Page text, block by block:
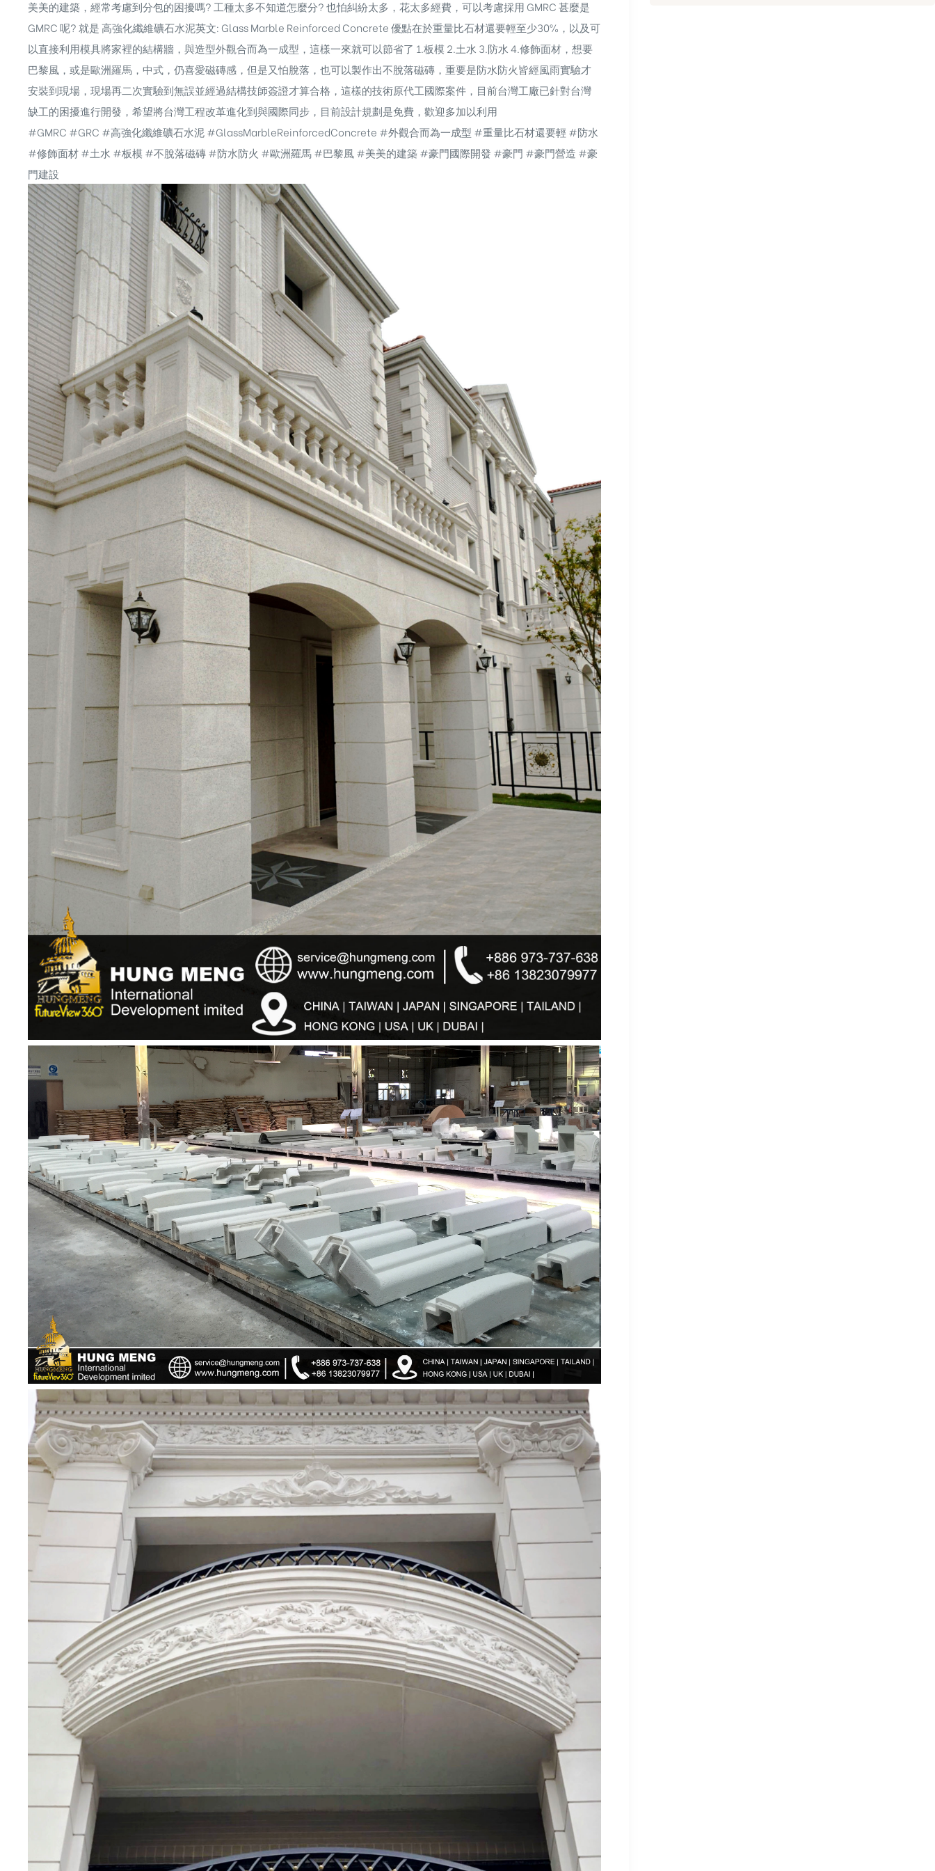
美美的建築，經常考慮到分包的困擾嗎? 工種太多不知道怎麼分? 也怕糾紛太多，花太多經費，可以考慮採用 GMRC 甚麼是
GMRC 呢? 就是 高強化纖維礦石水泥英文: Glass Marble Reinforced Concrete 優點在於重量比石材還要輕至少30%，以及可
以直接利用模具將家裡的結構牆，與造型外觀合而為一成型，這樣一來就可以節省了 1.板模 2.土水 3.防水 4.修飾面材，想要
巴黎風，或是歐洲羅馬，中式，仍喜愛磁磚感，但是又怕脫落，也可以製作出不脫落磁磚，重要是防水防火皆經風雨實驗才
安裝到現場，現場再二次實驗到無誤並經過結構技師簽證才算合格，這樣的技術原代工國際案件，目前台灣工廠已針對台灣
缺工的困擾進行開發，希望將台灣工程改革進化到與國際同步，目前設計規劃是免費，歡迎多加以利用
#GMRC #GRC #高強化纖維礦石水泥 #GlassMarbleReinforcedConcrete #外觀合而為一成型 #重量比石材還要輕 #防水
#修飾面材 #土水 #板模 #不脫落磁磚 #防水防火 #歐洲羅馬 #巴黎風 #美美的建築 #豪門國際開發 #豪門 #豪門營造 #豪
門建設